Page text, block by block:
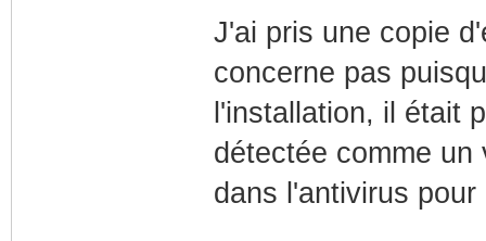
J'ai pris une copie
concerne pas
l'installation, il était
détectée comme
dans l'antivirus